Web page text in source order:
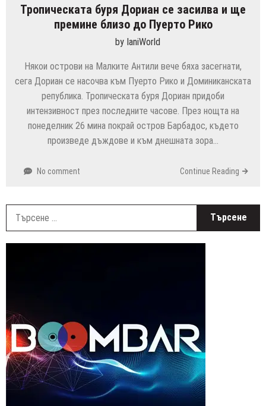
Тропическата буря Дориан се засилва и ще
премине близо до Пуерто Рико
by IaniWorld
Някои острови на Малките Антили вече бяха засегнати,
сега Дориан се насочва към Пуерто Рико и Доминиканската
република. Тропическата буря Дориан придоби
интензивност през последните часове. През нощта на
понеделник 26 мина покрай остров Барбадос, където
произведе дъждове и към днешната зора…
No comment Continue Reading